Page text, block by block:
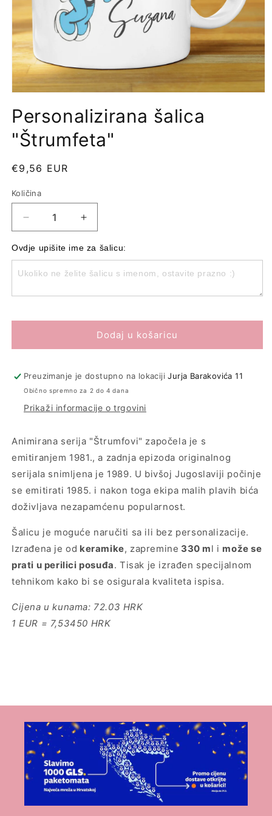
Personalizirana šalica
"Štrumfeta"
Redovna
€9,56 EUR
Količina
Količina
Smanji
količinu
proizvoda
Personalizirana
šalica
Povećaj
količinu
proizvoda
Personalizirana
šalica
Ovdje upišite ime za šalicu:
Dodaj u košaricu
Preuzimanje je dostupno na lokacijiJurja Barakovića 11
Obično spremno za 2 do 4 dana
Prikaži informacije o trgovini
Animirana serija "Štrumfovi" započela je s
emitiranjem 1981., a zadnja epizoda originalnog
serijala snimljena je 1989. U bivšoj Jugoslaviji počinje
se emitirati 1985. i nakon toga ekipa malih plavih bića
doživljava nezapamćenu popularnost.
Šalicu je moguće naručiti sa ili bez personalizacije.
Izrađena je od keramike, zapremine 330 ml i može se
prati u perilici posuđa. Tisak je izrađen specijalnom
tehnikom kako bi se osigurala kvaliteta ispisa.
Cijena u kunama: 72.03 HRK
1 EUR = 7,53450 HRK